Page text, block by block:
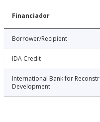
Financiador
Borrower/Recipient
IDA Credit
International Bank for
Development